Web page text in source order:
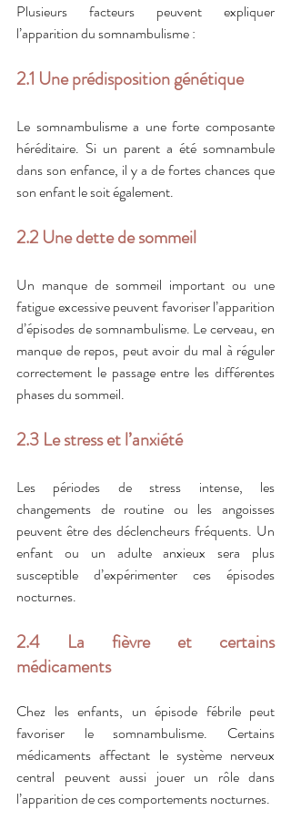
Plusieurs facteurs peuvent expliquer
l’apparition du somnambulisme :
2.1 Une prédisposition génétique
Le somnambulisme a une forte composante
héréditaire. Si un parent a été somnambule
dans son enfance, il y a de fortes chances que
son enfant le soit également.
2.2 Une dette de sommeil
Un manque de sommeil important ou une
fatigue excessive peuvent favoriser l’apparition
d’épisodes de somnambulisme. Le cerveau, en
manque de repos, peut avoir du mal à réguler
correctement le passage entre les différentes
phases du sommeil.
2.3 Le stress et l’anxiété
Les périodes de stress intense, les
changements de routine ou les angoisses
peuvent être des déclencheurs fréquents. Un
enfant ou un adulte anxieux sera plus
susceptible d’expérimenter ces épisodes
nocturnes.
2.4 La fièvre et certains
médicaments
Chez les enfants, un épisode fébrile peut
favoriser le somnambulisme. Certains
médicaments affectant le système nerveux
central peuvent aussi jouer un rôle dans
l’apparition de ces comportements nocturnes.